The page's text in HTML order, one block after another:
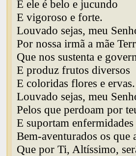
E ele é belo e jucundo
E vigoroso e forte.
Louvado sejas, meu
Por nossa irmã a mãe
Que nos sustenta e
E produz frutos diversos
E coloridas flores e ervas.
Louvado sejas, meu
Pelos que perdoam por
E suportam
Bem-aventurados os que
Que por Ti, Altíssimo,